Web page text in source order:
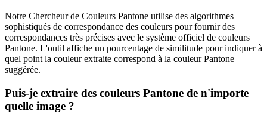
Notre Chercheur de Couleurs Pantone utilise des algorithmes
sophistiqués de correspondance des couleurs pour fournir des
correspondances très précises avec le système officiel de couleurs
Pantone. L'outil affiche un pourcentage de similitude pour indiquer à
quel point la couleur extraite correspond à la couleur Pantone
suggérée.
Puis-je extraire des couleurs Pantone de n'importe
quelle image ?